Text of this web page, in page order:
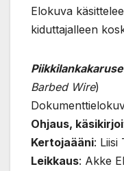
Elokuva
kiduttajalleen
Barbed Wire)
Ohjaus,
Kertojaääni: Liisi
Leikkaus: Akke